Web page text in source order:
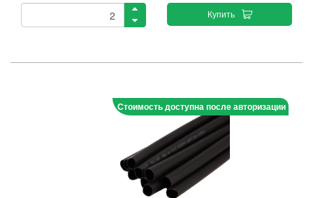
Купить
Стоимость доступна после авторизации